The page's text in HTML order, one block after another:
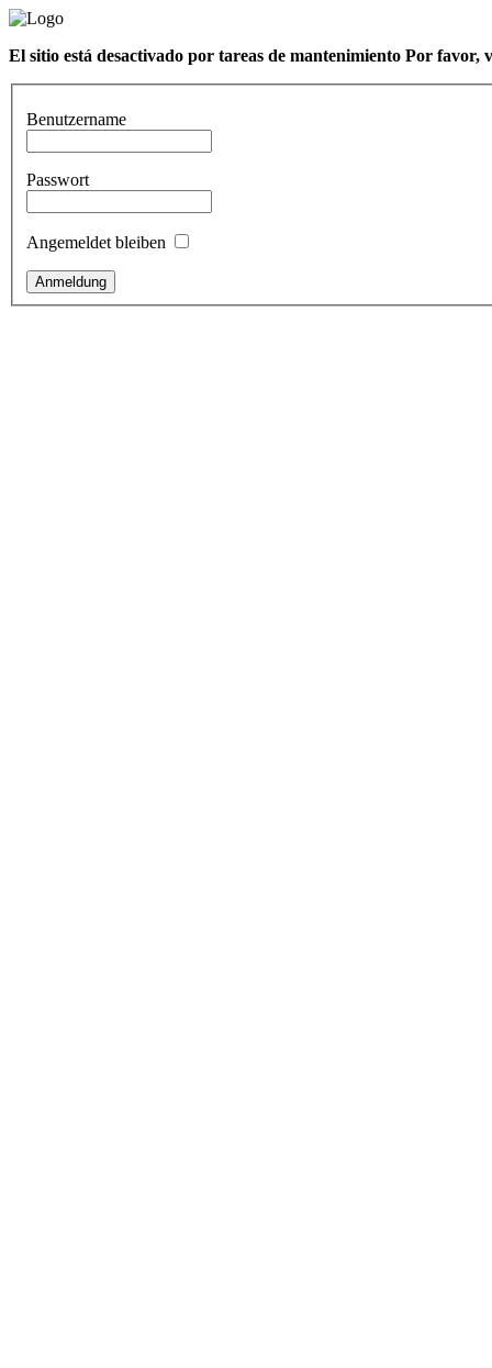
El sitio está desactivado por tareas de mantenimiento Por favor,
Benutzername
Passwort
Angemeldet bleiben